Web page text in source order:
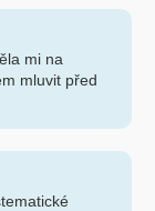
mi na
mluvit před